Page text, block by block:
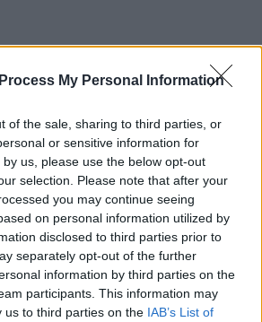
My Personal Information
of the sale, sharing to third parties, or
or sensitive information for
us, please use the below opt-out
selection. Please note that after your
you may continue seeing
on personal information utilized by
disclosed to third parties prior to
separately opt-out of the further
information by third parties on the
participants. This information may
us to third parties on the IAB’s List of
Pink.gr στοGoogle Newsκαι
πιο hot νέα.
Pink.gr και στοInstagram